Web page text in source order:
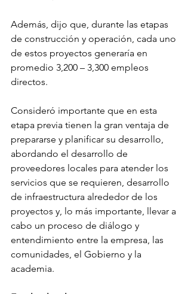
Además, dijo que, durante las etapas
de construcción y operación, cada uno
de estos proyectos generaría en
promedio 3,200 – 3,300 empleos
directos.
Consideró importante que en esta
etapa previa tienen la gran ventaja de
prepararse y planificar su desarrollo,
abordando el desarrollo de
proveedores locales para atender los
servicios que se requieren, desarrollo
de infraestructura alrededor de los
proyectos y, lo más importante, llevar a
cabo un proceso de diálogo y
entendimiento entre la empresa, las
comunidades, el Gobierno y la
academia.